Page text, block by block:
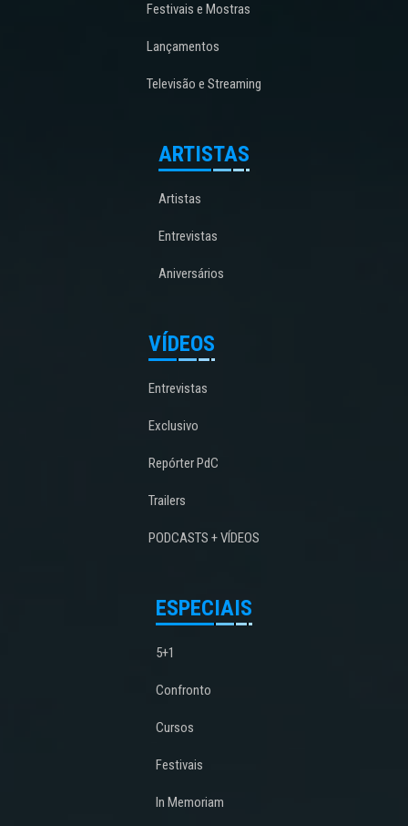
Festivais e Mostras
Lançamentos
Televisão e Streaming
ARTISTAS
Artistas
Entrevistas
Aniversários
VÍDEOS
Entrevistas
Exclusivo
Repórter PdC
Trailers
PODCASTS + VÍDEOS
ESPECIAIS
5+1
Confronto
Cursos
Festivais
In Memoriam